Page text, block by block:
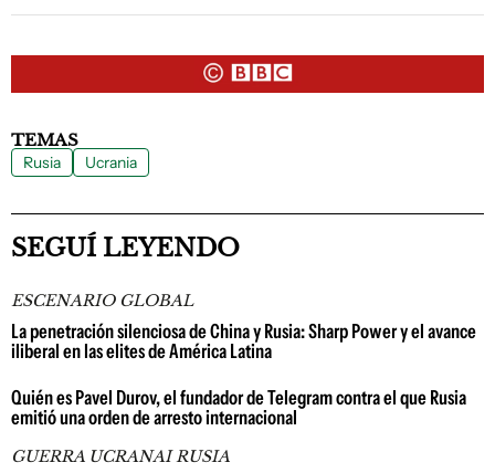
TEMAS
Rusia Ucrania
SEGUÍ LEYENDO
ESCENARIO GLOBAL
La penetración silenciosa de China y Rusia: Sharp Power y el avance
iliberal en las elites de América Latina
Quién es Pavel Durov, el fundador de Telegram contra el que Rusia
emitió una orden de arresto internacional
GUERRA UCRANAI RUSIA